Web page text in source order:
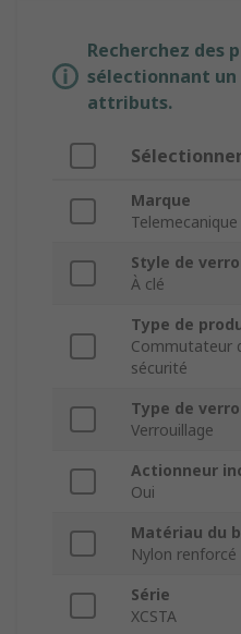
Recherchez des
sélectionnant un
attributs.
Marque
Style de
À clé
Type de
Commutateur
sécurité
Type de
Verrouillage
Actionneur
Oui
Matériau du
Nylon
Série
XCSTA